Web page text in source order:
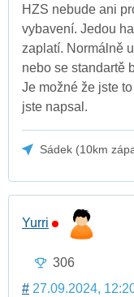
HZS nebude ani
vybavení. Jedou
zaplatí. Normálně
nebo se standartě
Je možné že jste
jste napsal.
Sádek (10km
Yurri
306
# 27.09.2024,